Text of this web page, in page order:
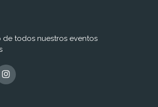
de todos nuestros eventos